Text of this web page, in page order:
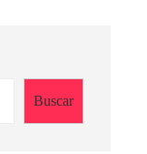
Buscar